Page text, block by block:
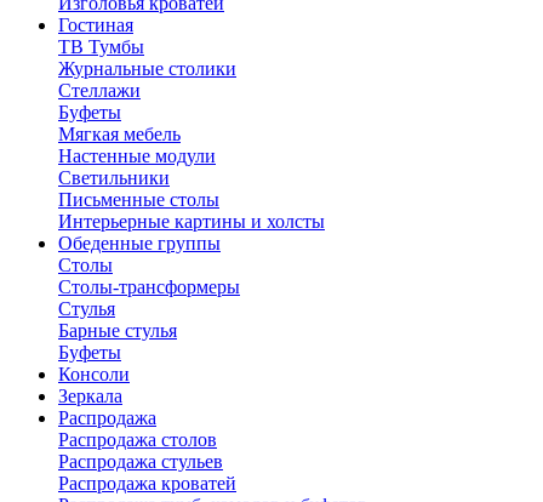
Гостиная
ТВ Тумбы
Журнальные столики
Стеллажи
Буфеты
Мягкая мебель
Настенные модули
Светильники
Письменные столы
Интерьерные картины и холсты
Обеденные группы
Столы
Столы-трансформеры
Стулья
Барные стулья
Буфеты
Консоли
Зеркала
Распродажа
Распродажа столов
Распродажа стульев
Распродажа кроватей